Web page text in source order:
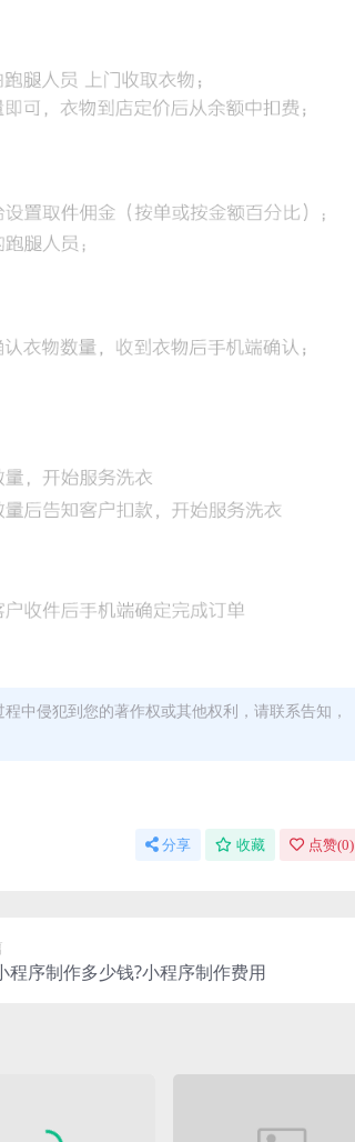
中侵犯到您的著作权或其他权利，请联系告知，
分享 收藏 点赞(0)
程序制作多少钱?小程序制作费用